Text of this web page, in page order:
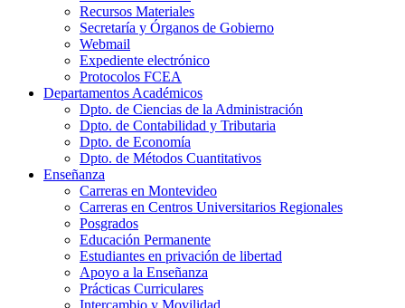
Recursos Materiales
Secretaría y Órganos de Gobierno
Webmail
Expediente electrónico
Protocolos FCEA
Departamentos Académicos
Dpto. de Ciencias de la Administración
Dpto. de Contabilidad y Tributaria
Dpto. de Economía
Dpto. de Métodos Cuantitativos
Enseñanza
Carreras en Montevideo
Carreras en Centros Universitarios Regionales
Posgrados
Educación Permanente
Estudiantes en privación de libertad
Apoyo a la Enseñanza
Prácticas Curriculares
Intercambio y Movilidad